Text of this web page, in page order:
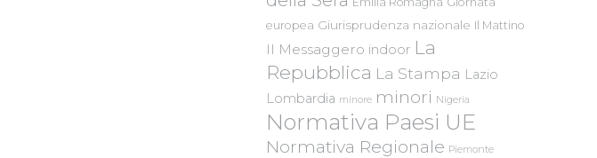
europea Giurisprudenza nazionale Il Mattino
Il Messaggero indoor La
Repubblica La Stampa Lazio
Lombardia minore minori Nigeria
Normativa Paesi UE
Normativa Regionale Piemonte